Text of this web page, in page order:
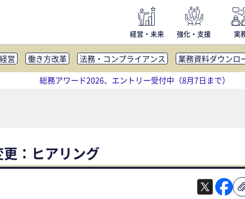
経営・未来 強化・支援 実
営 働き方改革 法務・コンプライアンス
業務資料ダウンロ
・社内広報 社外・社内コミュニケーション活性化
FM・オフ
成金・補助金・コスト削減 アウトソーシング・BPO
調査・レポ
総務アワード2026、エントリー受付中（8月7日まで）
：ヒアリング